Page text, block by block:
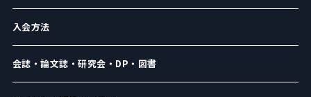
入会方法
会誌・論文誌・研究会・DP・図書